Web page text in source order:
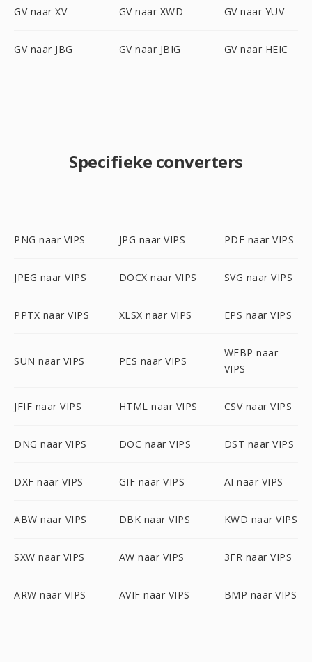
GV naar XV GV naar XWD GV naar YUV
GV naar JBG GV naar JBIG GV naar HEIC
Specifieke converters
PNG naar VIPS JPG naar VIPS PDF naar VIPS
JPEG naar VIPS DOCX naar VIPS SVG naar VIPS
PPTX naar VIPS XLSX naar VIPS EPS naar VIPS
SUN naar VIPS PES naar VIPS
WEBP naar
VIPS
JFIF naar VIPS HTML naar VIPS CSV naar VIPS
DNG naar VIPS DOC naar VIPS DST naar VIPS
DXF naar VIPS GIF naar VIPS AI naar VIPS
ABW naar VIPS DBK naar VIPS KWD naar VIPS
SXW naar VIPS AW naar VIPS 3FR naar VIPS
ARW naar VIPS AVIF naar VIPS BMP naar VIPS